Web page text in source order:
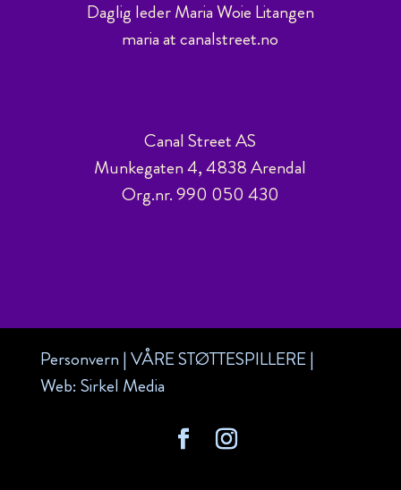
Daglig leder Maria Woie Litangen
maria at canalstreet.no
Canal Street AS
Munkegaten 4, 4838 Arendal
Org.nr. 990 050 430
Personvern|VÅRE STØTTESPILLERE|
Web: Sirkel Media